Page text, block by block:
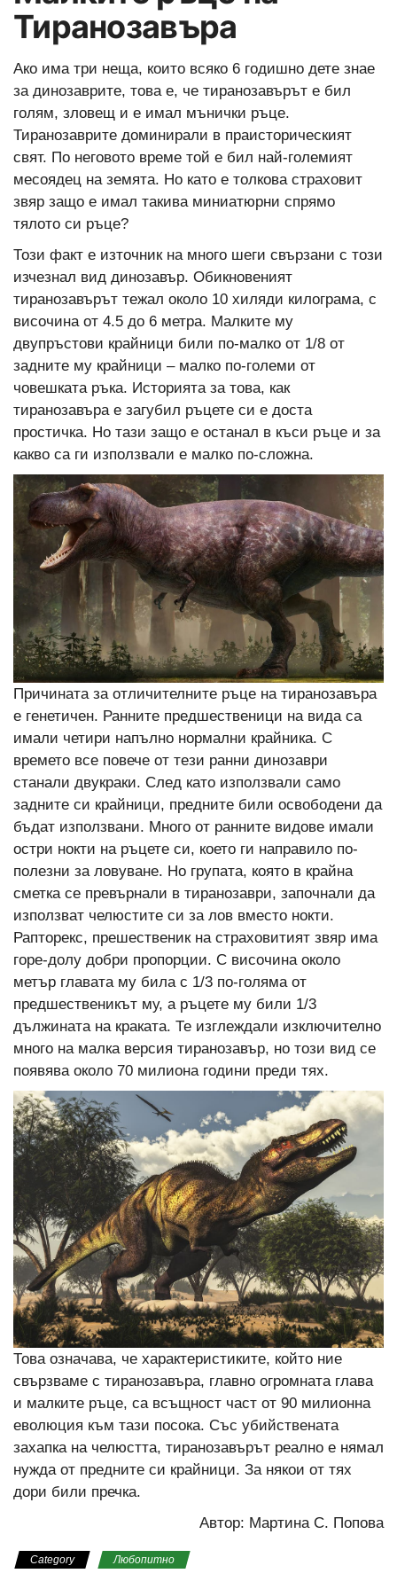
Тиранозавъра
Ако има три неща, които всяко 6 годишно дете знае
за динозаврите, това е, че тиранозавърът е бил
голям, зловещ и е имал мънички ръце.
Тиранозаврите доминирали в праисторическият
свят. По неговото време той е бил най-големият
месоядец на земята. Но като е толкова страховит
звяр защо е имал такива миниатюрни спрямо
тялото си ръце?
Този факт е източник на много шеги свързани с този
изчезнал вид динозавър. Обикновеният
тиранозавърът тежал около 10 хиляди килограма, с
височина от 4.5 до 6 метра. Малките му
двупръстови крайници били по-малко от 1/8 от
задните му крайници – малко по-големи от
човешката ръка. Историята за това, как
тиранозавъра е загубил ръцете си е доста
простичка. Но тази защо е останал в къси ръце и за
какво са ги използвали е малко по-сложна.
Причината за отличителните ръце на тиранозавъра
е генетичен. Ранните предшественици на вида са
имали четири напълно нормални крайника. С
времето все повече от тези ранни динозаври
станали двукраки. След като използвали само
задните си крайници, предните били освободени да
бъдат използвани. Много от ранните видове имали
остри нокти на ръцете си, което ги направило по-
полезни за ловуване. Но групата, която в крайна
сметка се превърнали в тиранозаври, започнали да
използват челюстите си за лов вместо нокти.
Рапторекс, прешественик на страховитият звяр има
горе-долу добри пропорции. С височина около
метър главата му била с 1/3 по-голяма от
предшественикът му, а ръцете му били 1/3
дължината на краката. Те изглеждали изключително
много на малка версия тиранозавър, но този вид се
появява около 70 милиона години преди тях.
Това означава, че характеристиките, който ние
свързваме с тиранозавъра, главно огромната глава
и малките ръце, са всъщност част от 90 милионна
еволюция към тази посока. Със убийствената
захапка на челюстта, тиранозавърът реално е нямал
нужда от предните си крайници. За някои от тях
дори били пречка.
Автор: Мартина С. Попова
Category Любопитно